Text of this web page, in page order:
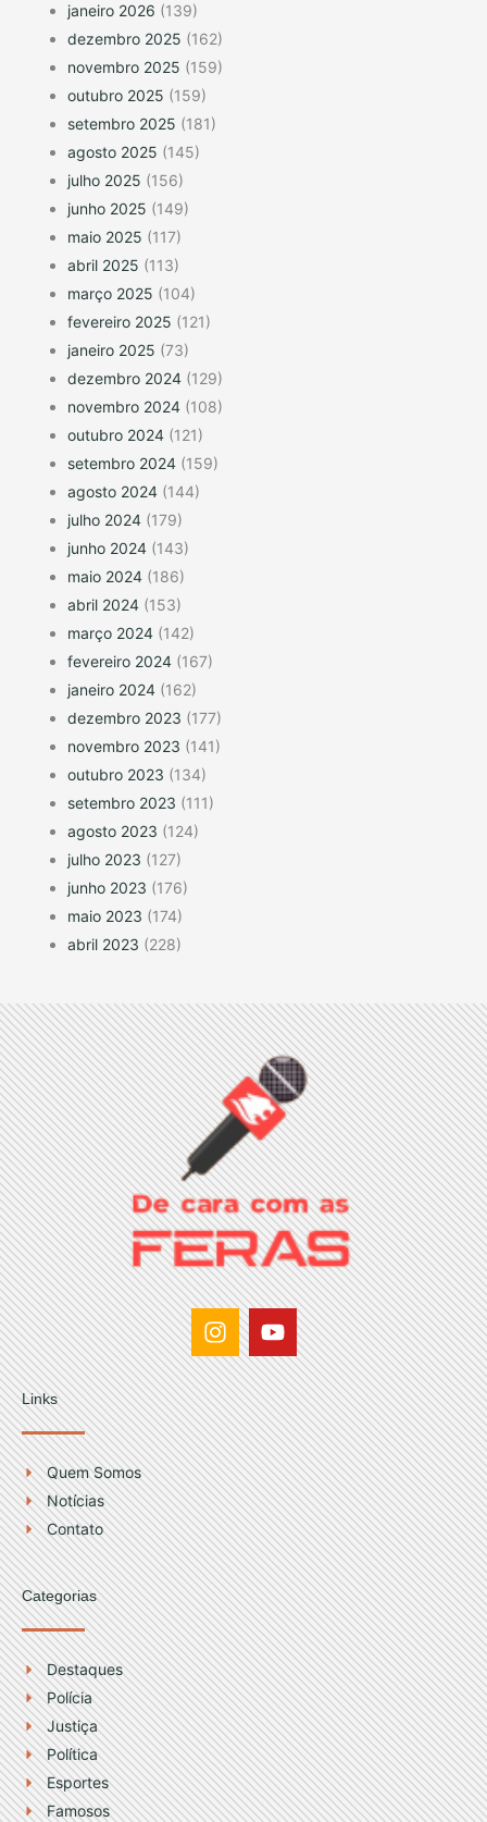
janeiro 2026 (139)
dezembro 2025 (162)
novembro 2025 (159)
outubro 2025 (159)
setembro 2025 (181)
agosto 2025 (145)
julho 2025 (156)
junho 2025 (149)
maio 2025 (117)
abril 2025 (113)
março 2025 (104)
fevereiro 2025 (121)
janeiro 2025 (73)
dezembro 2024 (129)
novembro 2024 (108)
outubro 2024 (121)
setembro 2024 (159)
agosto 2024 (144)
julho 2024 (179)
junho 2024 (143)
maio 2024 (186)
abril 2024 (153)
março 2024 (142)
fevereiro 2024 (167)
janeiro 2024 (162)
dezembro 2023 (177)
novembro 2023 (141)
outubro 2023 (134)
setembro 2023 (111)
agosto 2023 (124)
julho 2023 (127)
junho 2023 (176)
maio 2023 (174)
abril 2023 (228)
I
n
s
t
a
g
r
a
m
Y
o
u
t
u
b
e
Links
Quem Somos
Notícias
Contato
Categorias
Destaques
Polícia
Justiça
Política
Esportes
Famosos